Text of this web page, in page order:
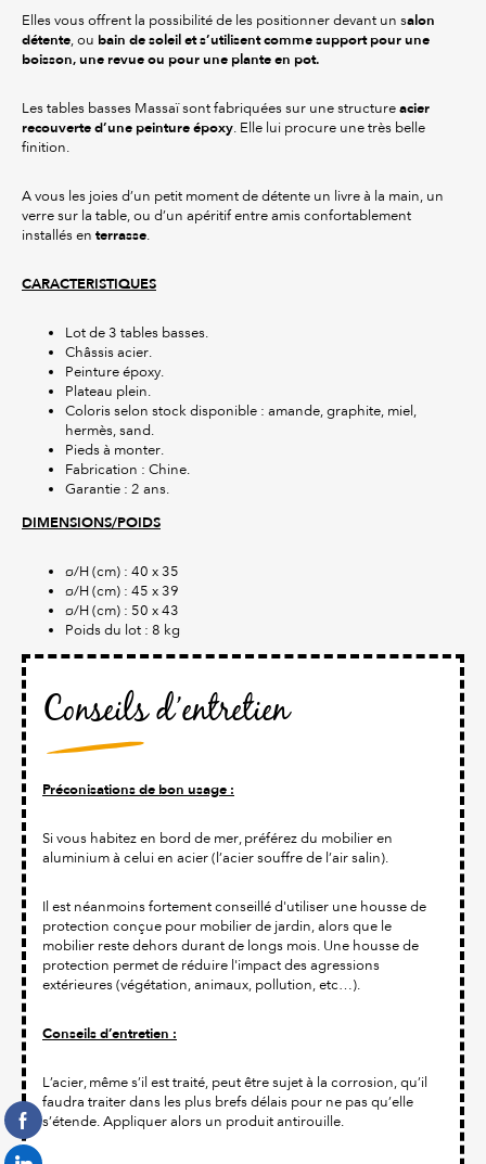
Elles vous offrent la possibilité de les positionner devant un salon
détente, ou bain de soleil et s’utilisent comme supportpour une
boisson, une revue ou pour une plante en pot.
Les tables basses Massaï sont fabriquées sur une structure acier
recouverte d’une peinture époxy. Elle lui procure une très belle
finition.
A vous les joies d’un petit moment de détente un livre à la main, un
verre sur la table, ou d’un apéritif entre amis confortablement
installés en terrasse.
CARACTERISTIQUES
Lot de 3 tables basses.
Châssis acier.
Peinture époxy.
Plateau plein.
Coloris selon stock disponible : amande, graphite, miel,
hermès, sand.
Pieds à monter.
Fabrication : Chine.
Garantie : 2 ans.
DIMENSIONS/POIDS
ø/H (cm) : 40 x 35
ø/H (cm) : 45 x 39
ø/H (cm) : 50 x 43
Poids du lot : 8 kg
Conseils d’entretien
Préconisations de bon usage :
Si vous habitez en bord de mer, préférez du mobilier en
aluminium à celui en acier (l’acier souffre de l’air salin).
Il est néanmoins fortement conseillé d'utiliser une housse de
protection conçue pour mobilier de jardin, alors que le
mobilier reste dehors durant de longs mois. Une housse de
protection permet de réduire l'impact des agressions
extérieures (végétation, animaux, pollution, etc…).
Conseils d’entretien :
L’acier, même s’il est traité, peut être sujet à la corrosion, qu’il
faudra traiter dans les plus brefs délais pour ne pas qu’elle
s’étende. Appliquer alors un produit antirouille.